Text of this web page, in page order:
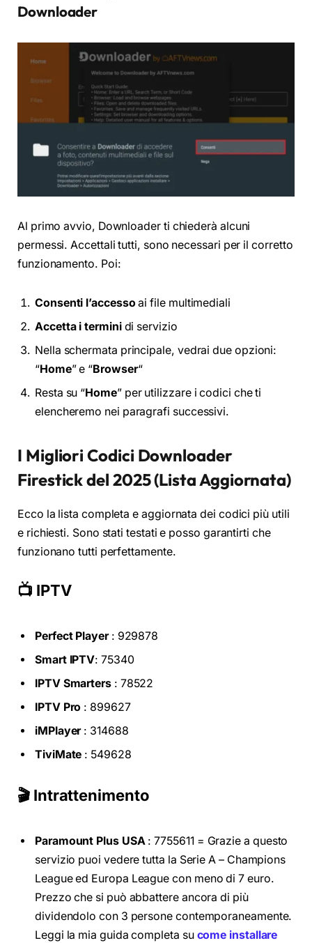
Downloader
Al primo avvio, Downloader ti chiederà alcuni
permessi. Accettali tutti, sono necessari per il corretto
funzionamento. Poi:
Consenti l’accessoai file multimediali
Accetta i terminidi servizio
Nella schermata principale, vedrai due opzioni:
“Home” e “Browser“
Resta su “Home” per utilizzare i codici che ti
elencheremo nei paragrafi successivi.
I Migliori Codici Downloader
Firestick del 2025 (Lista Aggiornata)
Ecco la lista completa e aggiornata dei codici più utili
e richiesti. Sono stati testati e posso garantirti che
funzionano tutti perfettamente.
📺 IPTV
Perfect Player: 929878
Smart IPTV: 75340
IPTV Smarters : 78522
IPTV Pro : 899627
iMPlayer : 314688
TiviMate : 549628
🎬 Intrattenimento
Paramount Plus USA: 7755611 = Grazie a questo
servizio puoi vedere tutta la Serie A – Champions
League ed Europa League con meno di 7 euro.
Prezzo che si può abbattere ancora di più
dividendolo con 3 persone contemporaneamente.
Leggi la mia guida completa su come installare